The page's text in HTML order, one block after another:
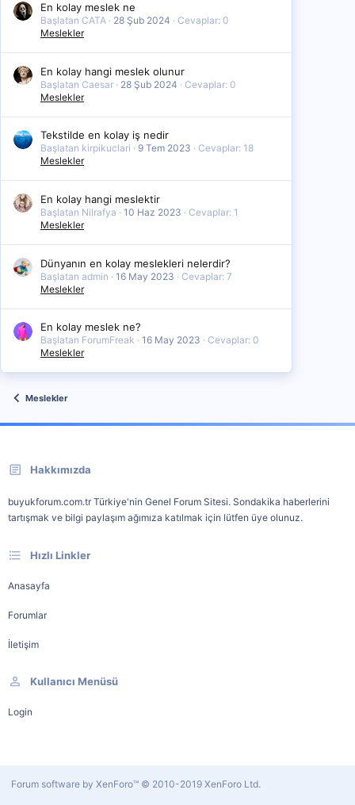
En kolay meslek ne
Başlatan CATA 28 Şub 2024
Cevaplar: 0
Meslekler
En kolay hangi meslek olunur
Başlatan Caesar 28 Şub 2024
Cevaplar: 0
Meslekler
Tekstilde en kolay iş nedir
Başlatan kirpikuclari 9 Tem 2023
Cevaplar: 18
Meslekler
En kolay hangi meslektir
Başlatan Nilrafya 10 Haz 2023
Cevaplar: 1
Meslekler
Dünyanın en kolay meslekleri nelerdir?
Başlatan admin 16 May 2023
Cevaplar: 7
Meslekler
En kolay meslek ne?
Başlatan ForumFreak 16 May 2023
Cevaplar: 0
Meslekler
Meslekler
Hakkımızda
buyukforum.com.tr Türkiye'nin Genel Forum Sitesi. Sondakika haberlerini
tartışmak ve bilgi paylaşım ağımıza katılmak için lütfen üye olunuz.
Hızlı Linkler
Anasayfa
Forumlar
İletişim
Kullanıcı Menüsü
Login
Forum software by XenForo™ © 2010-2019 XenForo Ltd.